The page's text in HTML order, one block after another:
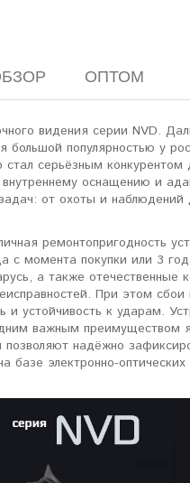
ОПТОМ
видения серии NVD.
популярностью у
серьёзным
оснащению и
от охоты и наблюдений
ремонтопригодность
с момента покупки или 3
а также отечественные
При этом
устойчивость к ударам.
важным преимуществом
надёжно
электронно-